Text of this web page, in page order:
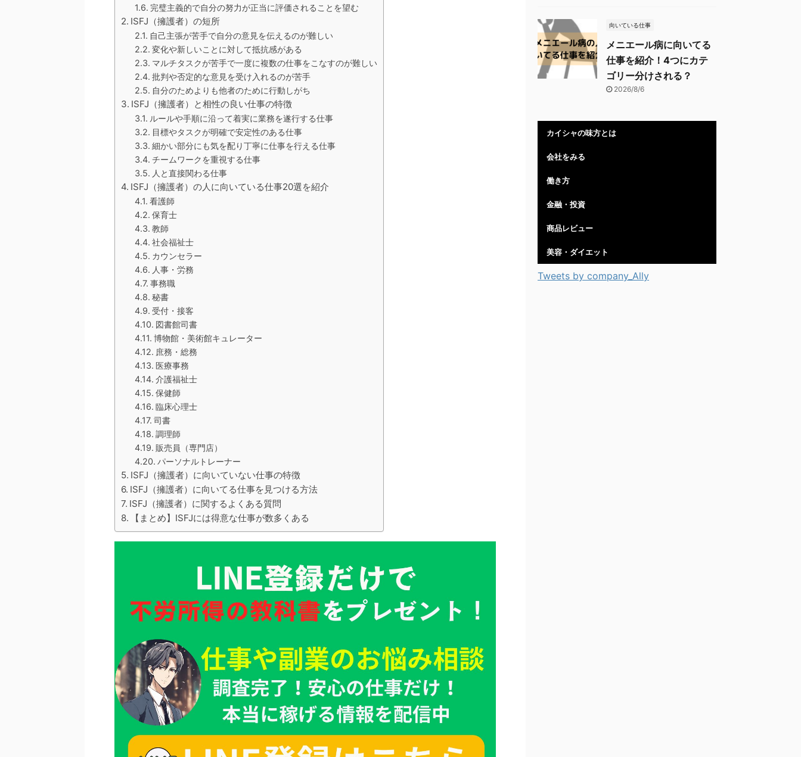
完璧主義的で自分の努力が正当に評価されることを望む
ISFJ（擁護者）の短所
自己主張が苦手で自分の意見を伝えるのが難しい
変化や新しいことに対して抵抗感がある
マルチタスクが苦手で一度に複数の仕事をこなすのが難しい
批判や否定的な意見を受け入れるのが苦手
自分のためよりも他者のために行動しがち
ISFJ（擁護者）と相性の良い仕事の特徴
ルールや手順に沿って着実に業務を遂行する仕事
目標やタスクが明確で安定性のある仕事
細かい部分にも気を配り丁寧に仕事を行える仕事
チームワークを重視する仕事
人と直接関わる仕事
ISFJ（擁護者）の人に向いている仕事20選を紹介
看護師
保育士
教師
社会福祉士
カウンセラー
人事・労務
事務職
秘書
受付・接客
図書館司書
博物館・美術館キュレーター
庶務・総務
医療事務
介護福祉士
保健師
臨床心理士
司書
調理師
販売員（専門店）
パーソナルトレーナー
ISFJ（擁護者）に向いていない仕事の特徴
ISFJ（擁護者）に向いてる仕事を見つける方法
ISFJ（擁護者）に関するよくある質問
【まとめ】ISFJには得意な仕事が数多くある
向いている仕事
メニエール病に向いてる
仕事を紹介！4つにカテ
ゴリー分けされる？
2026/8/6
カイシャの味方とは
会社をみる
働き方
金融・投資
商品レビュー
美容・ダイエット
Tweets by company_Ally